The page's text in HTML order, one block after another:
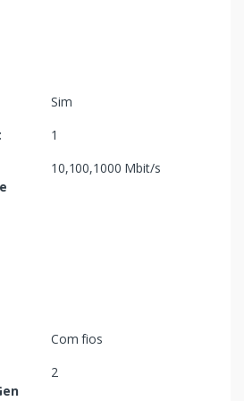
Sim
1
10,100,1000 Mbit/s
Com fios
2